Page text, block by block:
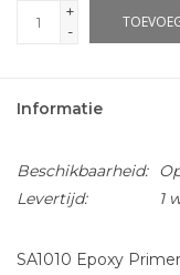
+
-
Informatie
Beschikbaarheid:
Levertijd:
1
SA1010 Epoxy